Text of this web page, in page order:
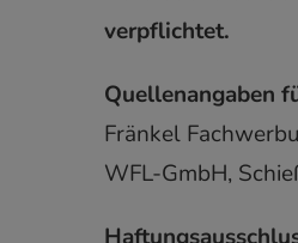
verpflichtet.
Quellenangaben
Fränkel
WFL-GmbH,